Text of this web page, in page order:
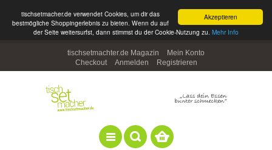
Akzeptieren
tischsetmacher.de verwendet Cookies, um dir das
bestmögliche Shoppingerlebnis zu bieten. Wenn du auf
der Seite weitersurfst, dann stimmst du der Cookie-Nutzung zu. Mehr Info
tischsetmachter.de Magazin
Mein Konto
Checkout
Anmelden Registrieren